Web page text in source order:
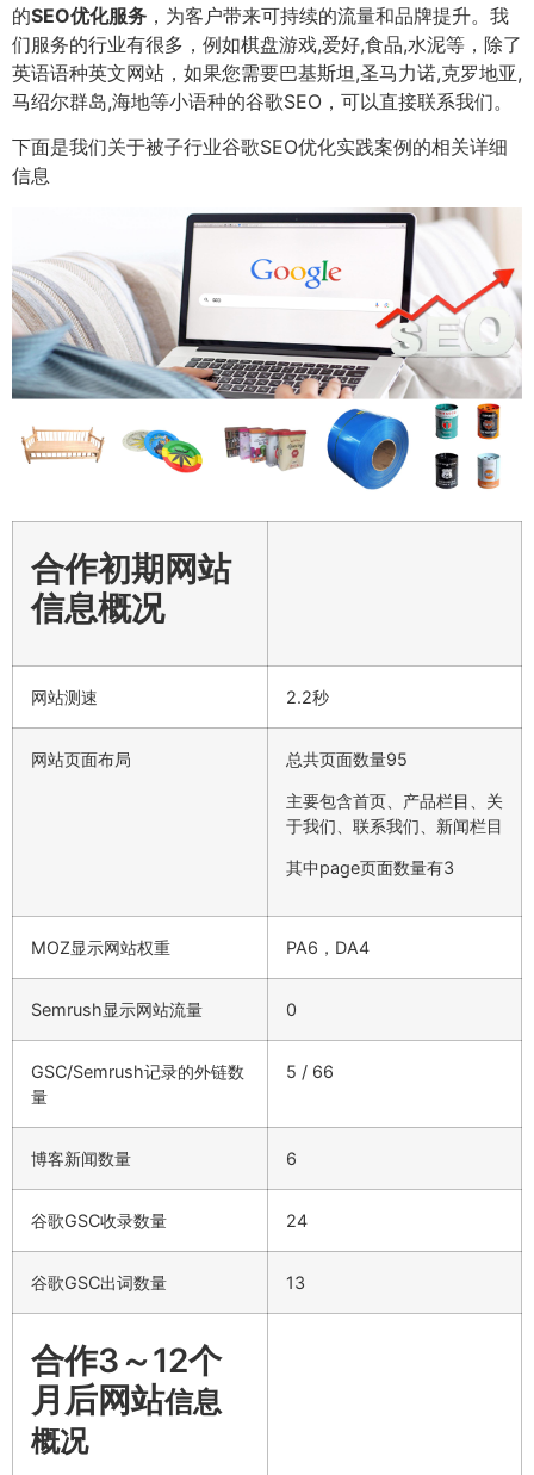
的SEO优化服务 ，为客户带来可持续的流量和品牌提升。我
们服务的行业有很多，例如棋盘游戏,爱好,食品,水泥等，除了
英语语种英文网站，如果您需要巴基斯坦,圣马力诺,克罗地亚,
马绍尔群岛,海地等小语种的谷歌SEO，可以直接联系我们。
下面是我们关于被子行业谷歌SEO优化实践案例的相关详细
信息
合作初期网站
信息概况
网站测速 2.2秒
网站页面布局 总共页面数量95
主要包含首页、产品栏目、关
于我们、联系我们、新闻栏目
其中page页面数量有3
MOZ显示网站权重 PA6，DA4
Semrush显示网站流量 0
GSC/Semrush记录的外链数
量
5 / 66
博客新闻数量 6
谷歌GSC收录数量 24
谷歌GSC出词数量 13
合作3～12个
月后网站信息
概况